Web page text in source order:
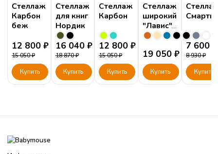
Стеллаж
Карбон
беж
12 800 ₽
15 050₽
Купить
Стеллаж
для книг
Нордик
16 040 ₽
18 870₽
Купить
Стеллаж
Карбон
12 800 ₽
15 050₽
Купить
Стеллаж
широкий
"Лавис"
с
СД
900.1
19 050 ₽
Купить
Смарти
7 600
8 930₽
Купить